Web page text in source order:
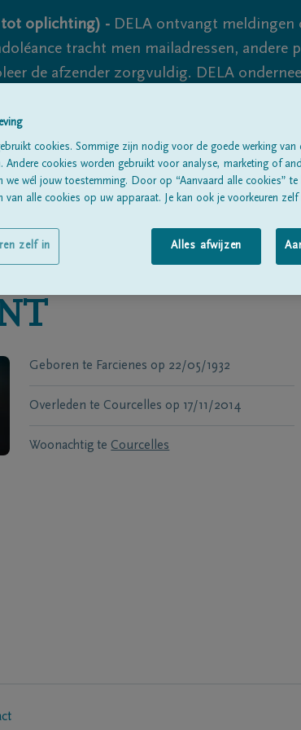
tot oplichting) - DELA ontvangt meldingen
tracht men mailadressen, andere
de afzender zorgvuldig. DELA
volledig uit te sluiten, dus blijf
Alle rouwberichten
Geboren te Farcienes op 22/05/1932
Overleden te Courcelles op 17/11/2014
Woonachtig te Courcelles
cookies. Sommige zijn nodig voor de goede werking van
Andere cookies worden gebruikt voor analyse, marketing of
we wél jouw toestemming. Door op “Aanvaard alle cookies”
van alle cookies op uw apparaat. Je kan ook je voorkeuren zelf
Alles afwijzen
zelf in